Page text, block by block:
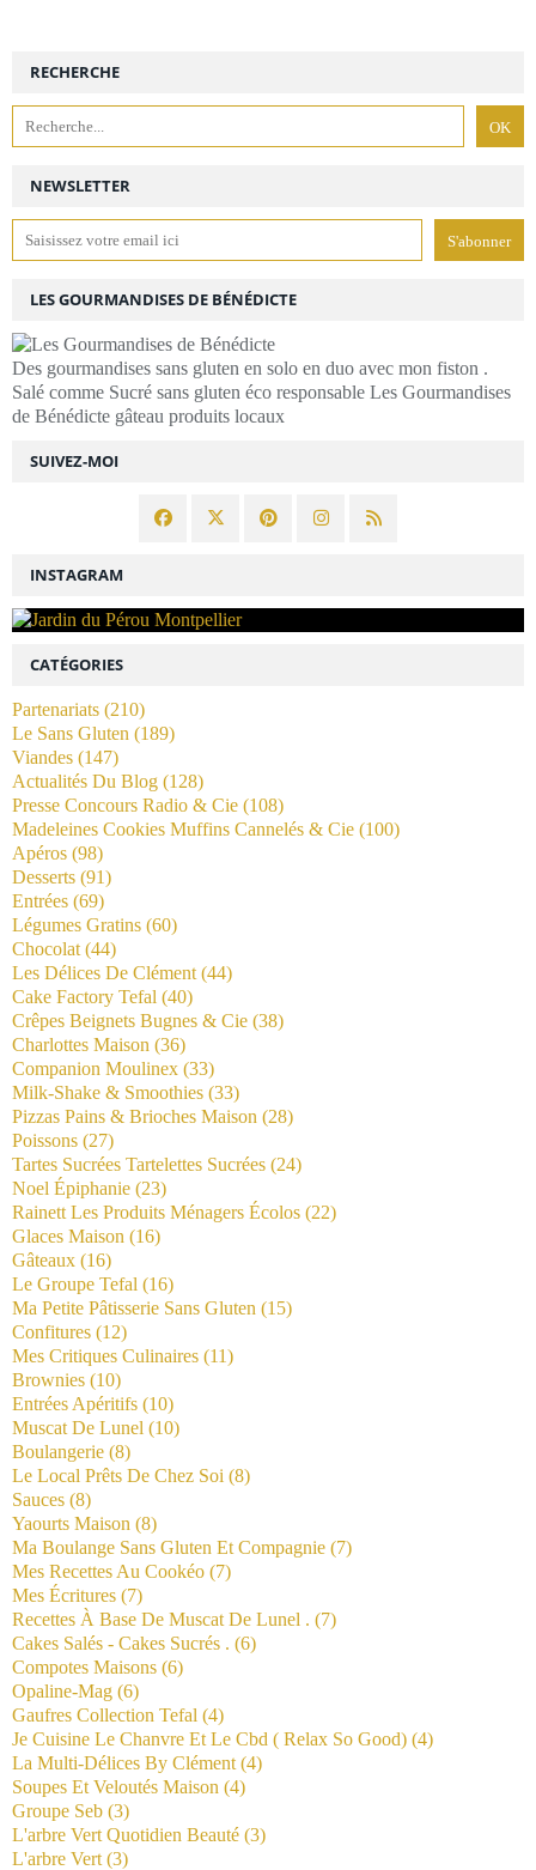
NEWSLETTER
SUIVEZ-MOI
RECHERCHE
LES GOURMANDISES DE BÉNÉDICTE
Des gourmandises sans gluten en solo en duo avec mon fiston .
Salé comme Sucré sans gluten éco responsable Les Gourmandises
de Bénédicte gâteau produits locaux
INSTAGRAM
CATÉGORIES
Partenariats (210)
Le Sans Gluten (189)
Viandes (147)
Actualités Du Blog (128)
Presse Concours Radio & Cie (108)
Madeleines Cookies Muffins Cannelés & Cie (100)
Apéros (98)
Desserts (91)
Entrées (69)
Légumes Gratins (60)
Chocolat (44)
Les Délices De Clément (44)
Cake Factory Tefal (40)
Crêpes Beignets Bugnes & Cie (38)
Charlottes Maison (36)
Companion Moulinex (33)
Milk-Shake & Smoothies (33)
Pizzas Pains & Brioches Maison (28)
Poissons (27)
Tartes Sucrées Tartelettes Sucrées (24)
Noel Épiphanie (23)
Rainett Les Produits Ménagers Écolos (22)
Glaces Maison (16)
Gâteaux (16)
Le Groupe Tefal (16)
Ma Petite Pâtisserie Sans Gluten (15)
Confitures (12)
Mes Critiques Culinaires (11)
Brownies (10)
Entrées Apéritifs (10)
Muscat De Lunel (10)
Boulangerie (8)
Le Local Prêts De Chez Soi (8)
Sauces (8)
Yaourts Maison (8)
Ma Boulange Sans Gluten Et Compagnie (7)
Mes Recettes Au Cookéo (7)
Mes Écritures (7)
Recettes À Base De Muscat De Lunel . (7)
Cakes Salés - Cakes Sucrés . (6)
Compotes Maisons (6)
Opaline-Mag (6)
Gaufres Collection Tefal (4)
Je Cuisine Le Chanvre Et Le Cbd ( Relax So Good) (4)
La Multi-Délices By Clément (4)
Soupes Et Veloutés Maison (4)
Groupe Seb (3)
L'arbre Vert Quotidien Beauté (3)
L'arbre Vert (3)